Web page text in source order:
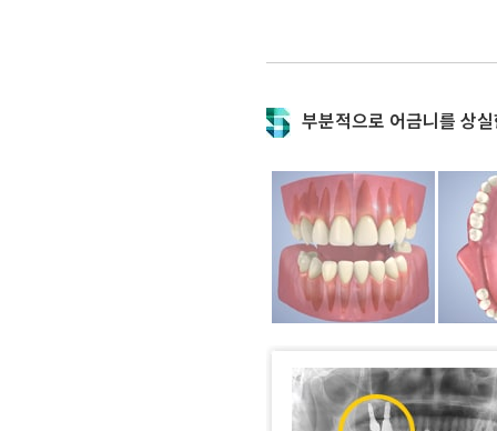
부분적으로 어금니를 상